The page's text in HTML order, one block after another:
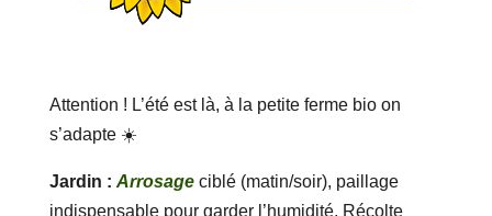
Attention ! L’été est là, à la petite ferme bio on
s’adapte ☀️
Jardin : Arrosageciblé (matin/soir), paillage
indispensable pour garder l’humidité. Récolte